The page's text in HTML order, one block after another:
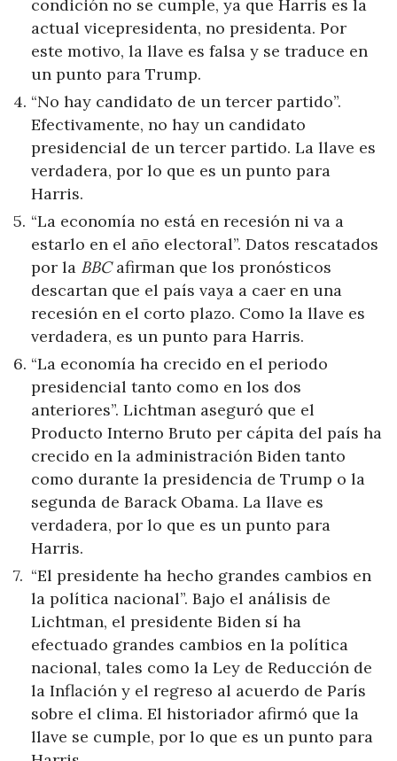
condición no se cumple, ya que Harris es la
actual vicepresidenta, no presidenta. Por
este motivo, la llave es falsa y se traduce en
un punto para Trump.
“No hay candidato de un tercer partido”.
Efectivamente, no hay un candidato
presidencial de un tercer partido. La llave es
verdadera, por lo que es un punto para
Harris.
“La economía no está en recesión ni va a
estarlo en el año electoral”. Datos rescatados
por la BBCafirman que los pronósticos
descartan que el país vaya a caer en una
recesión en el corto plazo. Como la llave es
verdadera, es un punto para Harris.
“La economía ha crecido en el periodo
presidencial tanto como en los dos
anteriores”. Lichtman aseguró que el
Producto Interno Bruto per cápita del país ha
crecido en la administración Biden tanto
como durante la presidencia de Trump o la
segunda de Barack Obama. La llave es
verdadera, por lo que es un punto para
Harris.
“El presidente ha hecho grandes cambios en
la política nacional”. Bajo el análisis de
Lichtman, el presidente Biden sí ha
efectuado grandes cambios en la política
nacional, tales como la Ley de Reducción de
la Inflación y el regreso al acuerdo de París
sobre el clima. El historiador afirmó que la
llave se cumple, por lo que es un punto para